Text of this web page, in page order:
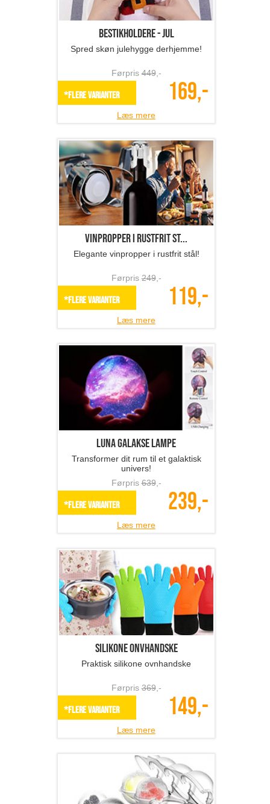
Bestikholdere - jul
Spred skøn julehygge derhjemme!
Førpris449,-
*Flere varianter 169,-
Læs mere
Vinpropper i rustfrit st...
Elegante vinpropper i rustfrit stål!
Førpris249,-
*Flere varianter 119,-
Læs mere
Luna Galakse lampe
Transformer dit rum til et galaktisk
univers!
Førpris639,-
*Flere varianter 239,-
Læs mere
Silikone onvhandske
Praktisk silikone ovnhandske
Førpris369,-
*Flere varianter 149,-
Læs mere